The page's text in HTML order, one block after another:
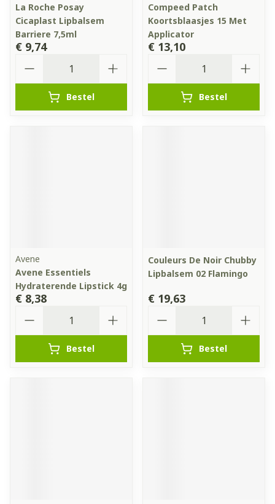
La Roche Posay
Cicaplast Lipbalsem
Barriere 7,5ml
€ 9,74
Bestel
Compeed Patch
Koortsblaasjes 15 Met
Applicator
€ 13,10
Bestel
Avene
Avene Essentiels
Hydraterende Lipstick 4g
€ 8,38
Bestel
Couleurs De Noir Chubby
Lipbalsem 02 Flamingo
€ 19,63
Bestel